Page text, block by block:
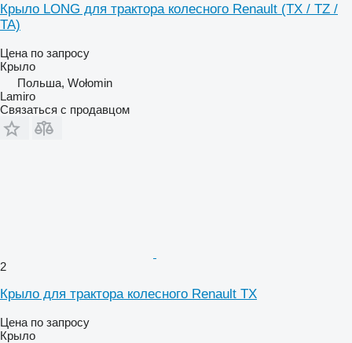
Крыло LONG для трактора колесного Renault (TX / TZ /
TA)
Цена по запросу
Крыло
Польша, Wołomin
Lamiro
Связаться с продавцом
2
Крыло для трактора колесного Renault TX
Цена по запросу
Крыло